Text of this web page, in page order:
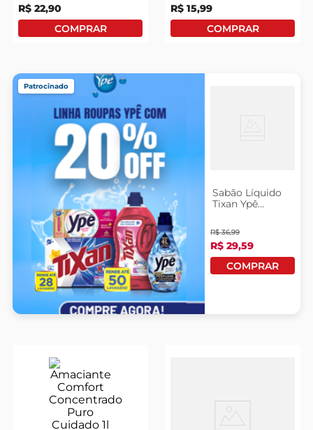
R$ 22,90
R$ 15,99
Patrocinado
Sabão Líquido
Tixan Ypê
Litros Grátis
10% De
Desconto
R$ 36,99
R$ 29,59